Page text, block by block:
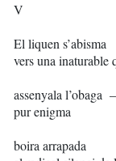
V
El liquen s’abisma
vers una inaturable
assenyala l’obaga
pur enigma
boira arrapada